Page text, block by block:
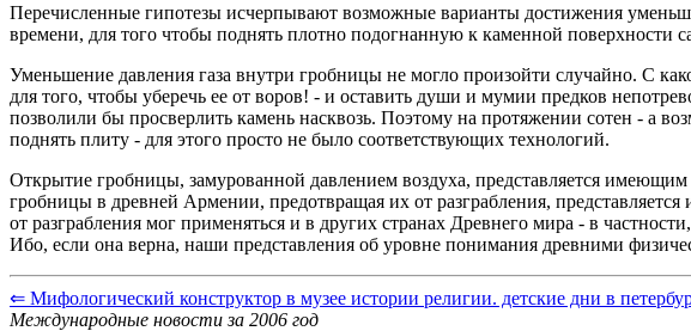
Перечисленные гипотезы исчерпывают возможные варианты достижения
времени, для того чтобы поднять плотно подогнанную к каменной
Уменьшение давления газа внутри гробницы не могло произойти случайно. С
для того, чтобы уберечь ее от воров! - и оставить души и мумии предков
позволили бы просверлить камень насквозь. Поэтому на протяжении сотен - а
поднять плиту - для этого просто не было соответствующих технологий.
Открытие гробницы, замурованной давлением воздуха, представляется
гробницы в древней Армении, предотвращая их от разграбления,
от разграбления мог применяться и в других странах Древнего мира - в
Ибо, если она верна, наши представления об уровне понимания древними
⇐ Мифологический конструктор в музее истории религии. детские дни в
Международные новости за 2006 год